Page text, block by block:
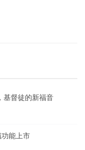
基督徒的新福音
能上市